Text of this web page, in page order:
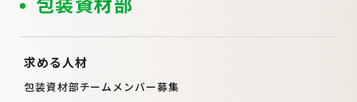
求める人材
包装資材部チームメンバー募集